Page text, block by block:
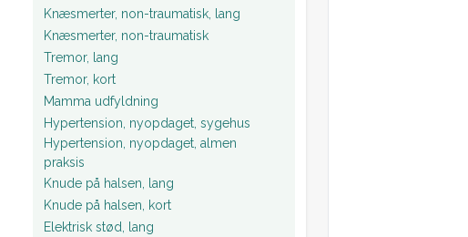
Knæsmerter, non-traumatisk, lang
Knæsmerter, non-traumatisk
Tremor, lang
Tremor, kort
Mamma udfyldning
Hypertension, nyopdaget, sygehus
Hypertension, nyopdaget, almen
praksis
Knude på halsen, lang
Knude på halsen, kort
Elektrisk stød, lang